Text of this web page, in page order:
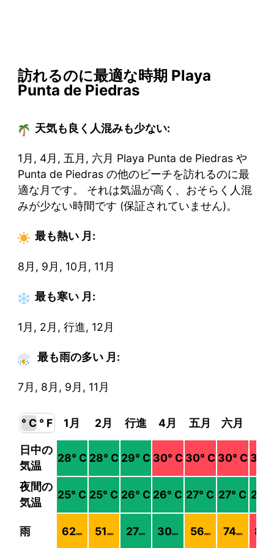
訪れるのに最適な時期 Playa
Punta de Piedras
天気も良く人混みも少ない:
1月, 4月, 五月, 六月 Playa Punta de Piedras や
Punta de Piedras の他のビーチを訪れるのに最
適な月です。 それは気温が高く、おそらく人混
みが少ない時間です (保証されていません)。
最も熱い 月 :
8月, 9月, 10月, 11月
最も寒い 月 :
1月, 2月, 行進, 12月
最も雨の多い 月:
7月, 8月, 9月, 11月
° C ° F 1月 2月 行進 4月 五月 六月
日中の
気温
28° C 28° C 29° C 30° C 30° C 30° C 30
夜間の
気温
25° C 25° C 26° C 26° C 27° C 27° C 27
雨 62mm 51 mm 27mm 30mm 56mm 74mm 86